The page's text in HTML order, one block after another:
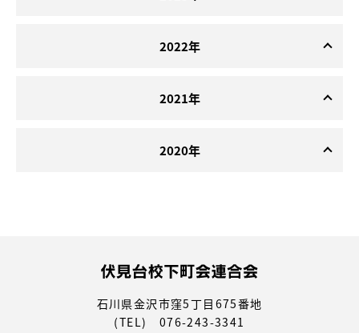
2022年
2021年
2020年
石川県金沢市窪5丁目675番地
(TEL) 076-243-3341